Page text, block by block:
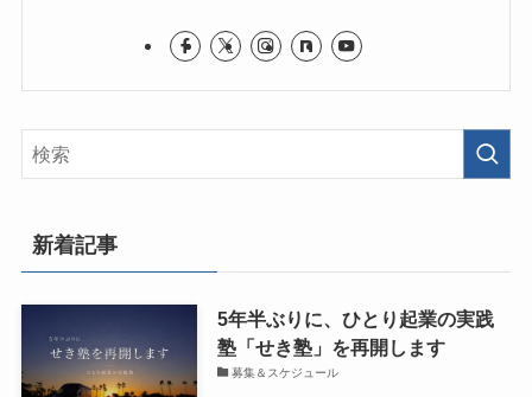
新着記事
5年半ぶりに、ひとり起業の実践
塾「せき塾」を再開します
募集＆スケジュール